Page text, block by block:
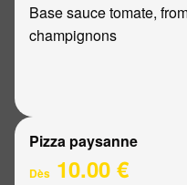
Base sauce tomate,
champignons
Pizza paysanne
Dès 10.00 €